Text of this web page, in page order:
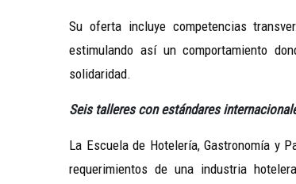
Su oferta incluye competencias
estimulando así un comportamiento
solidaridad.
Seis talleres con estándares
La Escuela de Hotelería, Gastronomía y
requerimientos de una industria